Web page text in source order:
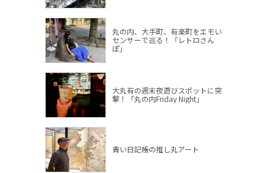
丸の内、大手町、有楽町をエモい
センサーで巡る！「レトロさん
ぽ」
大丸有の週末夜遊びスポットに突
撃！「丸の内Friday Night」
青い日記帳の推し丸アート